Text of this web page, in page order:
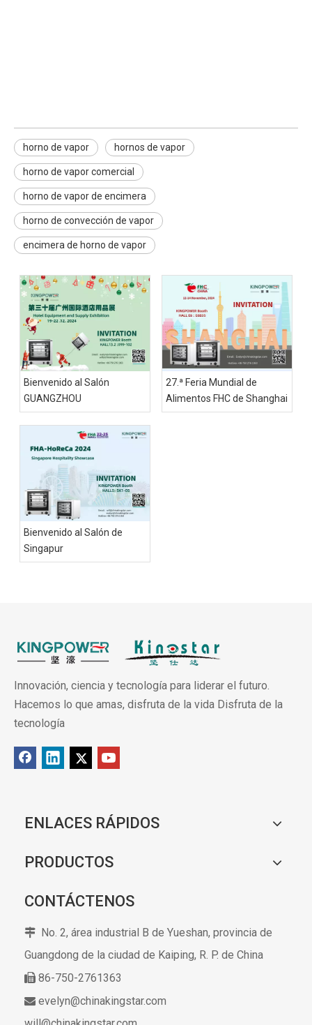
horno de vapor hornos de vapor
horno de vapor comercial
horno de vapor de encimera
horno de convección de vapor
encimera de horno de vapor
Bienvenido al Salón
GUANGZHOU
27.ª Feria Mundial de
Alimentos FHC de Shanghai
Bienvenido al Salón de
Singapur
Innovación, ciencia y tecnología para liderar el futuro.
Hacemos lo que amas, disfruta de la vida Disfruta de la
tecnología
ENLACES RÁPIDOS
PRODUCTOS
CONTÁCTENOS
 No. 2, área industrial B de Yueshan, provincia de
Guangdong de la ciudad de Kaiping, R. P. de China
 86-750-2761363
 evelyn@chinakingstar.com